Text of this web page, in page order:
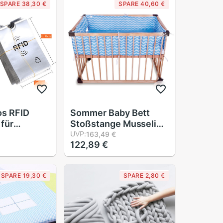
SPARE 38,30 €
RFID
IC Ich
Schutz
SPARE 40,60 €
Sommer Baby Bett
Stoßstange Musselin
Gittergewebe Stoff
Welle Breathale 3D Für
Neugeborenen Krippe
freundlicher Krippe
UVP:163,49 €
122,89 €
SPARE 19,30 € SPARE 2,80 €